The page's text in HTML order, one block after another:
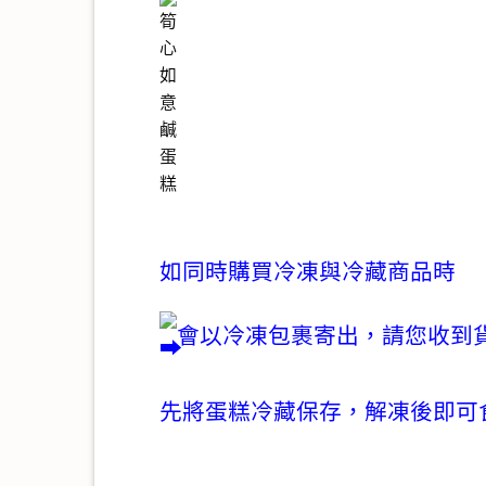
如同時購買冷凍與冷藏商品時
會以冷凍包裹寄出，請您收到
先將蛋糕冷藏保存，解凍後即可